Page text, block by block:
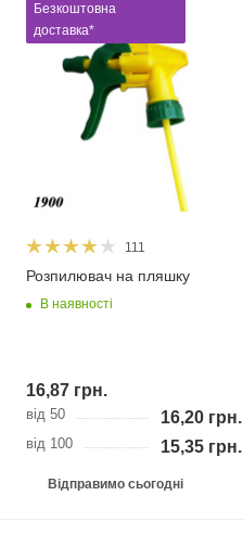
Безкоштовна
доставка*
111
Розпилювач на пляшку
В наявності
16,87грн.
від 50 16,20грн.
від 100 15,35грн.
Відправимо сьогодні